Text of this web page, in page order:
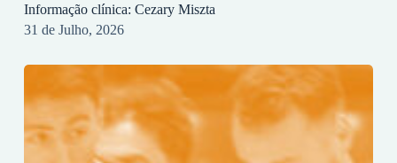
Informação clínica: Cezary Miszta
31 de Julho, 2026